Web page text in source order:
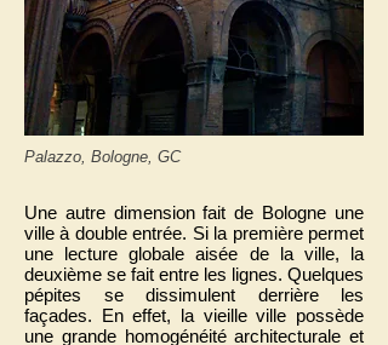
Palazzo, Bologne, GC
Une autre dimension fait de Bologne une
ville à double entrée. Si la première permet
une lecture globale aisée de la ville, la
deuxième se fait entre les lignes. Quelques
pépites se dissimulent derrière les
façades. En effet, la vieille ville possède
une grande homogénéité architecturale et